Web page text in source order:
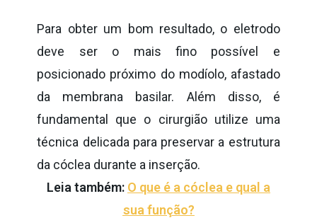
Para obter um bom resultado, o eletrodo
deve ser o mais fino possível e
posicionado próximo do modíolo, afastado
da membrana basilar. Além disso, é
fundamental que o cirurgião utilize uma
técnica delicada para preservar a estrutura
da cóclea durante a inserção.
Leia também: O que é a cóclea e qual a
sua função?